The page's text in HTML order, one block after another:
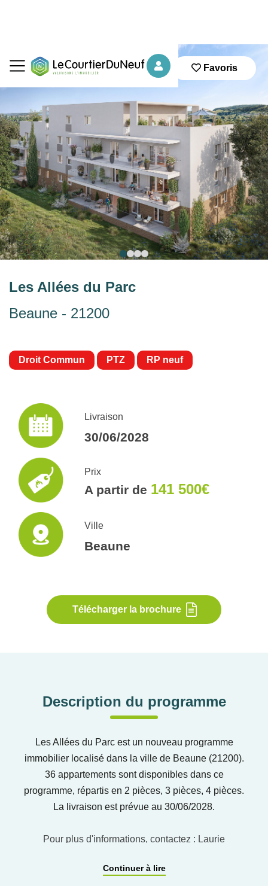
Favoris
Les Allées du Parc
Beaune - 21200
Droit Commun PTZ RP neuf
Livraison
30/06/2028
Prix
A partir de 141 500€
Ville
Beaune
Télécharger la brochure
Description du programme
Les Allées du Parc est un nouveau programme
immobilier localisé dans la ville de Beaune (21200).
36 appartements sont disponibles dans ce
programme, répartis en 2 pièces, 3 pièces, 4 pièces.
La livraison est prévue au 30/06/2028.
Pour plus d'informations, contactez : Laurie
LLEFEVRE@nacarat.com
Continuer à lire